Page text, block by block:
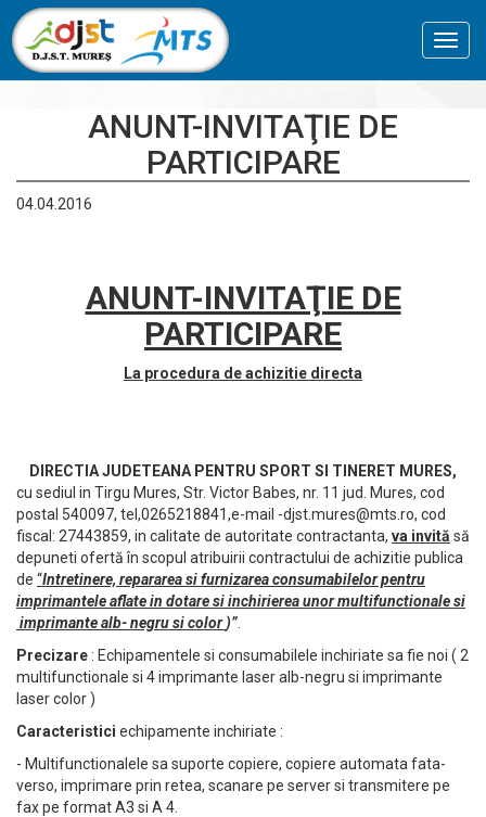
ANUNT-INVITAŢIE DE
PARTICIPARE
04.04.2016
ANUNT-INVITAŢIE DE
PARTICIPARE
La procedura de achizitie directa
DIRECTIA JUDETEANA PENTRU SPORT SI TINERET MURES,
cu sediul in Tirgu Mures, Str. Victor Babes, nr. 11 jud. Mures, cod
postal 540097, tel,0265218841,e-mail -djst.mures@mts.ro, cod
fiscal: 27443859, in calitate de autoritate contractanta, va invită să
depuneti ofertă în scopul atribuirii contractului de achizitie publica
de “Intretinere, repararea si furnizarea consumabilelor pentru
imprimantele aflate in dotare si inchirierea unor multifunctionale si
imprimante alb- negru si color)”
Precizare : Echipamentele si consumabilele inchiriate sa fie noi ( 2
multifunctionale si 4 imprimante laser alb-negru si imprimante
laser color )
Caracteristici echipamente inchiriate :
- Multifunctionalele sa suporte copiere, copiere automata fata-
verso, imprimare prin retea, scanare pe server si transmitere pe
fax pe format A3 si A 4.